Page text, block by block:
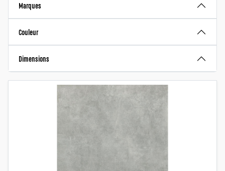
Marques
Couleur
Dimensions